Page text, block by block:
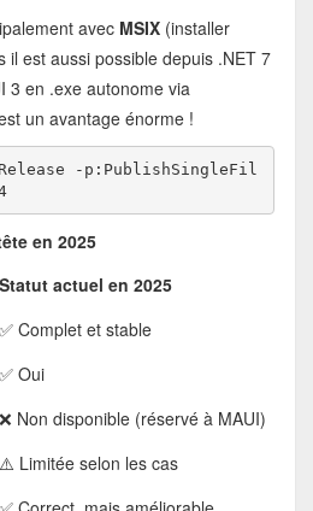
avec MSIX(installer
il est aussi possible depuis .NET 7
3 en .exe autonome via
un avantage énorme !
-p:PublishSingleFil
en 2025
Statut actuel en 2025
✅ Complet et stable
✅ Oui
❌ Non disponible (réservé à MAUI)
⚠️ Limitée selon les cas